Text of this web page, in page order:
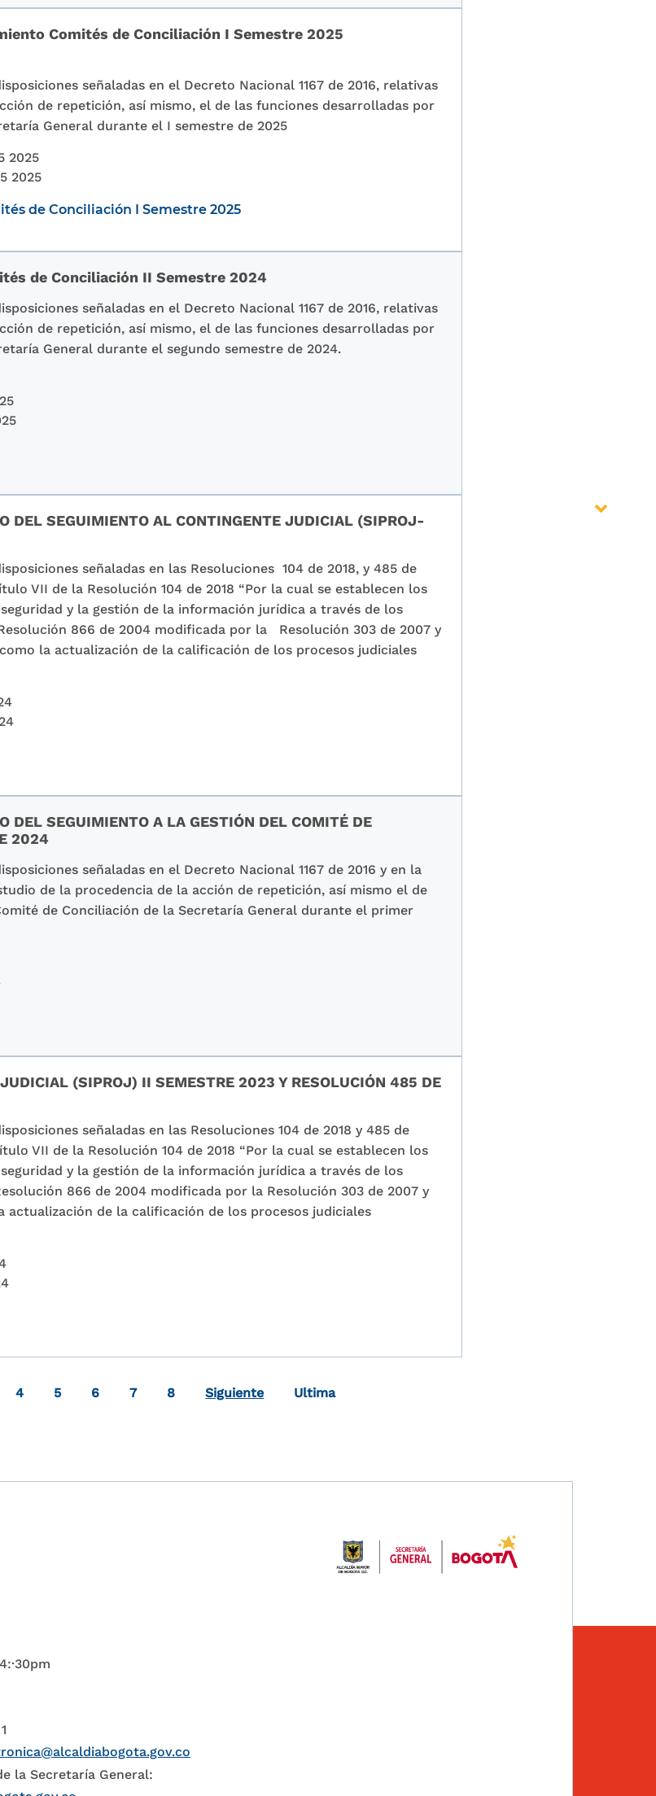
Comités de Conciliación I Semestre 2025
señaladas en el Decreto Nacional 1167 de 2016, relativas
de repetición, así mismo, el de las funciones desarrolladas por
General durante el I semestre de 2025
2025
2025
de Conciliación I Semestre 2025
de Conciliación II Semestre 2024
señaladas en el Decreto Nacional 1167 de 2016, relativas
de repetición, así mismo, el de las funciones desarrolladas por
General durante el segundo semestre de 2024.
DEL SEGUIMIENTO AL CONTINGENTE JUDICIAL (SIPROJ-
señaladas en las Resoluciones 104 de 2018, y 485 de
VII de la Resolución 104 de 2018 “Por la cual se establecen los
y la gestión de la información jurídica a través de los
866 de 2004 modificada por la Resolución 303 de 2007 y
la actualización de la calificación de los procesos judiciales
DEL SEGUIMIENTO A LA GESTIÓN DEL COMITÉ DE
2024
señaladas en el Decreto Nacional 1167 de 2016 y en la
de la procedencia de la acción de repetición, así mismo el de
de Conciliación de la Secretaría General durante el primer
(SIPROJ) II SEMESTRE 2023 Y RESOLUCIÓN 485 DE
señaladas en las Resoluciones 104 de 2018 y 485 de
VII de la Resolución 104 de 2018 “Por la cual se establecen los
y la gestión de la información jurídica a través de los
866 de 2004 modificada por la Resolución 303 de 2007 y
actualización de la calificación de los procesos judiciales
Page
4 Page
5 Page
6 Page
7 Page
8 Siguiente Última página
Ultima
la Secretaría General: